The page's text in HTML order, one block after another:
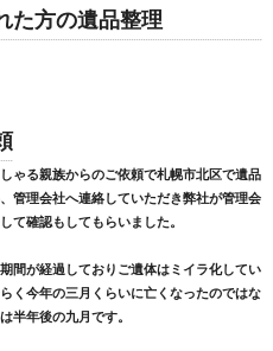
た方の遺品整理
ゃる親族からのご依頼で札幌市北区で遺品
管理会社へ連絡していただき弊社が管理会
て確認もしてもらいました。
間が経過しておりご遺体はミイラ化してい
く今年の三月くらいに亡くなったのではな
半年後の九月です。